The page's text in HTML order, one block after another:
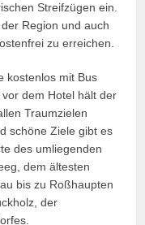
Streifzügen ein.
Region und auch
zu erreichen.
kostenlos mit Bus
dem Hotel hält der
Traumzielen
schöne Ziele gibt es
des umliegenden
dem ältesten
bis zu Roßhaupten
der